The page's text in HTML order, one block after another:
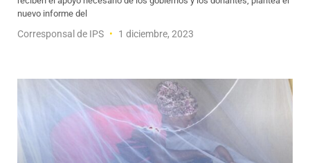
nuevo informe del
Corresponsal de IPS 1 diciembre, 2023